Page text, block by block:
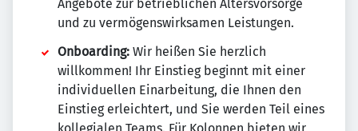
Angebote zur betrieblichen Altersvorsorge
und zu vermögenswirksamen Leistungen.
Onboarding: Wir heißen Sie herzlich
willkommen! Ihr Einstieg beginnt mit einer
individuellen Einarbeitung, die Ihnen den
Einstieg erleichtert, und Sie werden Teil eines